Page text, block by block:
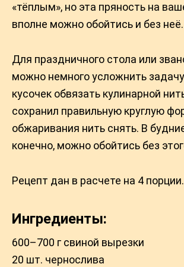
«тёплым», но эта пряность на
вполне можно обойтись и без неё.
Для праздничного стола или
можно немного усложнить
кусочек обвязать кулинарной
сохранил правильную круглую
обжаривания нить снять. В
конечно, можно обойтись без
Рецепт дан в расчете на 4 порции.
Ингредиенты:
600–700 г свиной вырезки
20 шт. чернослива